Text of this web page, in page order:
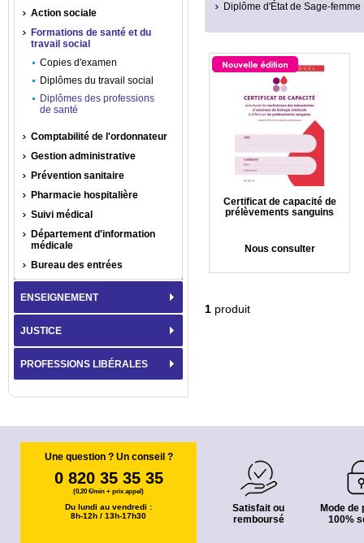
Diplôme d'État de Sage-femme
Certificat de capacité de
prélèvements sanguins
Nous consulter
1 produit
Action sociale
Formations de santé et du
travail social
Copies d'examen
Diplômes du travail social
Diplômes des professions
de santé
Comptabilité de l'ordonnateur
Gestion administrative
Prévention sanitaire
Pharmacie hospitalière
Suivi médical
Département d'information
médicale
Bureau des entrées
ENSEIGNEMENT
JUSTICE
PROFESSIONS LIBÉRALES
Une question ? Un conseil ?
0 820 35 35 35
(0,20 €/min + prix appel)
Du lundi au vendredi :
8h-12h / 13h-17h30
Satisfait ou
remboursé
Mode de
100%